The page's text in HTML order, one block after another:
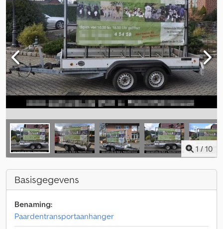
1 / 10
Basisgegevens
Benaming:
Paardentransportaanhanger